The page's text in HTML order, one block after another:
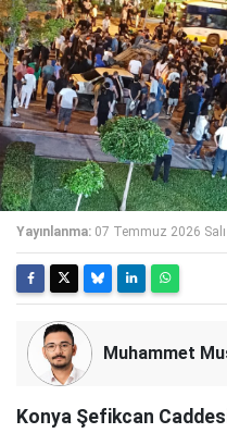
Yayınlanma: 07 Temmuz 2026
Muhammet
Konya Şefikcan